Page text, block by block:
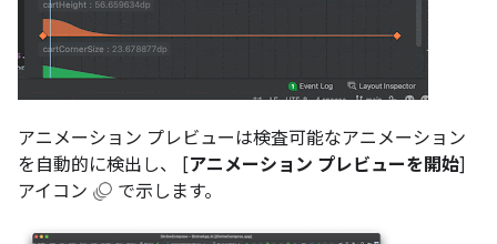
アニメーション プレビューは検査可能なアニメーション
を自動的に検出し、 [アニメーション プレビューを開始]
アイコン
で示します。